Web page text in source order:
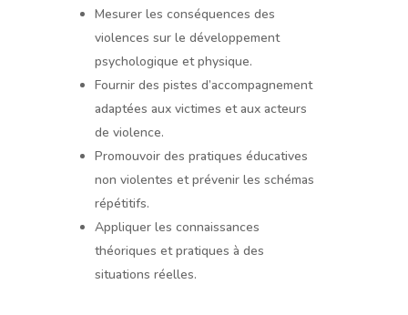
Mesurer les conséquences des
violences sur le développement
psychologique et physique.
Fournir des pistes d’accompagnement
adaptées aux victimes et aux acteurs
de violence.
Promouvoir des pratiques éducatives
non violentes et prévenir les schémas
répétitifs.
Appliquer les connaissances
théoriques et pratiques à des
situations réelles.